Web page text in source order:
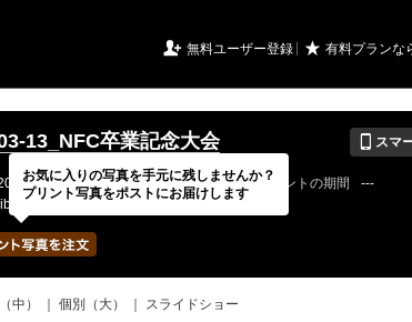
 無料ユーザー登録 ★ 有料プランな
13_NFC卒業記念大会 📱 スマ
/ 04 / 24 公開終了日 無期限 イベントの期間
---
libertadfcさん 写真の枚数 500 / 2000枚
中） 個別（大）
スライドショー
お気に入りの写真を手元に残しませんか？
プリント写真をポストにお届けします